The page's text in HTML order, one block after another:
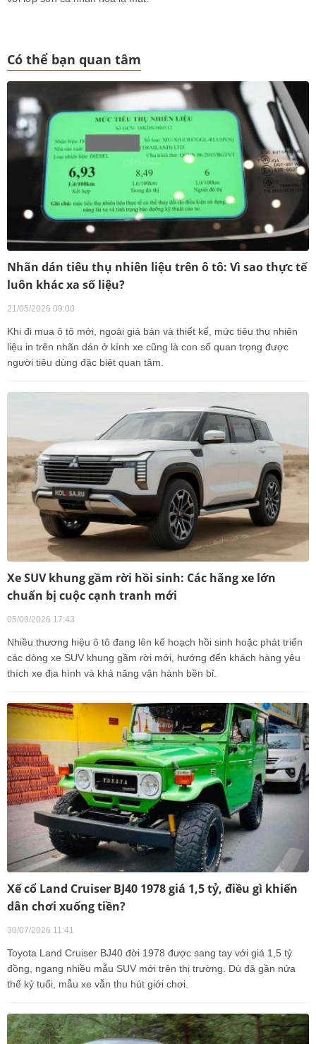
Có thể bạn quan tâm
Nhãn dán tiêu thụ nhiên liệu trên ô tô: Vì sao thực tế
luôn khác xa số liệu?
21/05/2026 09:00
Khi đi mua ô tô mới, ngoài giá bán và thiết kế, mức tiêu thụ nhiên
liệu in trên nhãn dán ở kính xe cũng là con số quan trọng được
người tiêu dùng đặc biệt quan tâm.
Xe SUV khung gầm rời hồi sinh: Các hãng xe lớn
chuẩn bị cuộc cạnh tranh mới
05/08/2026 17:43
Nhiều thương hiệu ô tô đang lên kế hoạch hồi sinh hoặc phát triển
các dòng xe SUV khung gầm rời mới, hướng đến khách hàng yêu
thích xe địa hình và khả năng vận hành bền bỉ.
Xế cổ Land Cruiser BJ40 1978 giá 1,5 tỷ, điều gì khiến
dân chơi xuống tiền?
30/07/2026 11:41
Toyota Land Cruiser BJ40 đời 1978 được sang tay với giá 1,5 tỷ
đồng, ngang nhiều mẫu SUV mới trên thị trường. Dù đã gần nửa
thế kỷ tuổi, mẫu xe vẫn thu hút giới chơi.